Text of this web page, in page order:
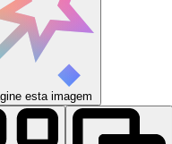
esta imagem